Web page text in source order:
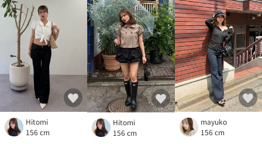
Hitomi
156 cm
Hitomi
156 cm
mayuko
156 cm